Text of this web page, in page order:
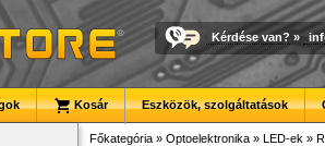
Kérdése van? »
Kosár Eszközök, szolgáltatások
Főkategória » Optoelektronika » LED-ek »